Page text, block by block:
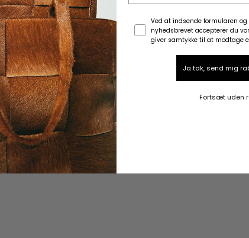
Samtykke
Ved at indsende formularen
nyhedsbrevet accepterer du
giver samtykke til at modtage
Ja tak, send mig
Fortsæt uden